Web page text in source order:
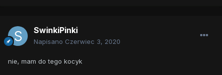
SwinkiPinki
Napisano Czerwiec 3, 2020
nie, mam do tego kocyk